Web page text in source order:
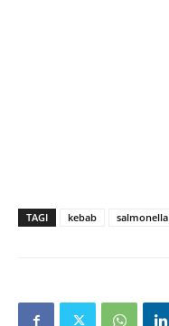
TAGI kebab salmonella